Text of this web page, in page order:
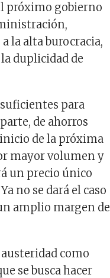
próximo gobierno
la alta burocracia,
duplicidad de
para
de ahorros
de la próxima
mayor volumen y
un precio único
no se dará el caso
amplio margen de
como
se busca hacer